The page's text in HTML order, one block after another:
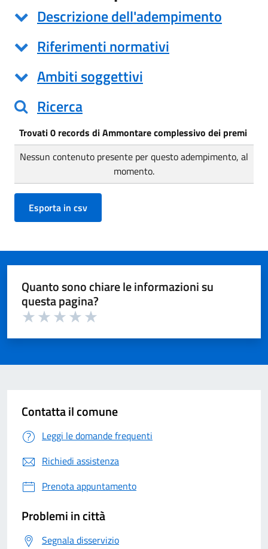
Descrizione dell'adempimento
Riferimenti normativi
Ambiti soggettivi
Ricerca
Trovati 0 records di Ammontare complessivo dei premi
Nessun contenuto presente per questo adempimento, al
momento.
Quanto sono chiare le informazioni su
questa pagina?
Contatta il comune
Leggi le domande frequenti
Richiedi assistenza
Prenota appuntamento
Problemi in città
Segnala disservizio